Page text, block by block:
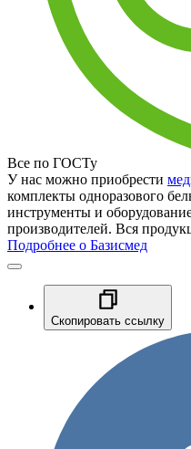
Все по ГОСТу
У нас можно приобрести
комплекты одноразового
инструменты и
производителей. Вся
Подробнее о Базисмед
Скопировать ссылку